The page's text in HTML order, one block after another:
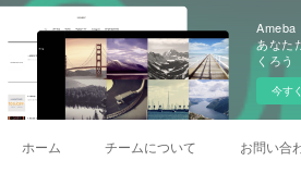
Ameba
あなた
くろう
今す
ホーム チームについて お問い合